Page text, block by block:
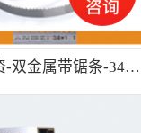
中德合资-双金属带锯条-34*1.1